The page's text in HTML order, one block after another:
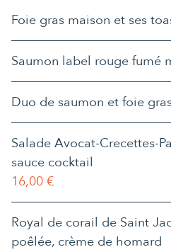
Foie gras maison et ses
Saumon label rouge fumé
Duo de saumon et foie
Salade Avocat-Crecettes-
sauce cocktail
16,00 €
Royal de corail de Saint
poêlée, crème de homard